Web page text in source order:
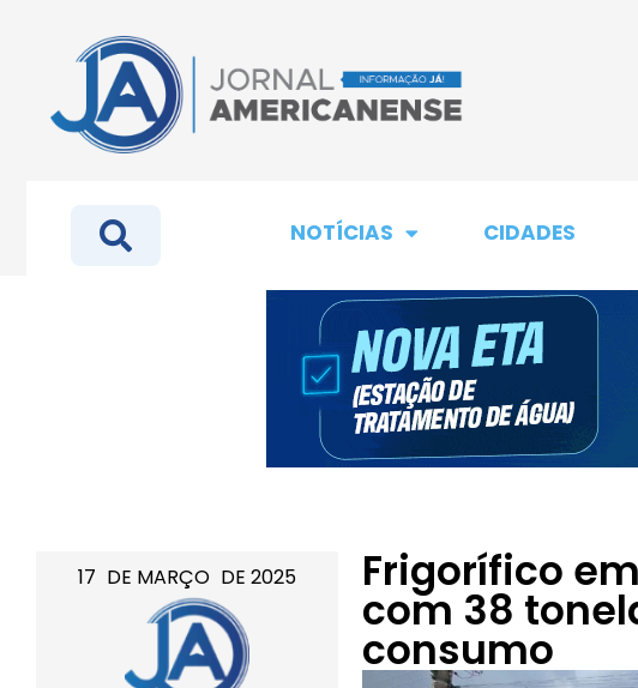
NOTÍCIAS CIDADES
17 DE MARÇO DE 2025 Frigorífico
com 38
consumo